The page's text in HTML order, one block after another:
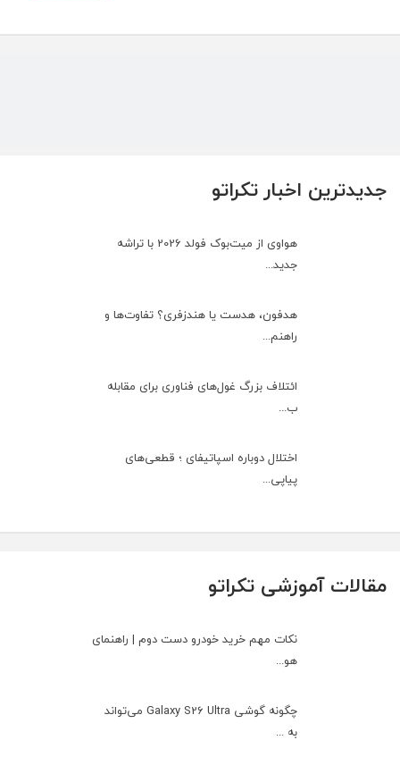
جدیدترین اخبار تکراتو
هواوی از میت‌بوک فولد 2026 با تراشه
جدید...
هدفون، هدست یا هندزفری؟ تفاوت‌ها و
راهنم...
ائتلاف بزرگ غول‌های فناوری برای مقابله
ب...
اختلال دوباره اسپاتیفای ؛ قطعی‌های
پیاپی...
مقالات آموزشی تکراتو
نکات مهم خرید خودرو دست دوم | راهنمای
هو...
چگونه گوشی Galaxy S26 Ultra می‌تواند
به ...